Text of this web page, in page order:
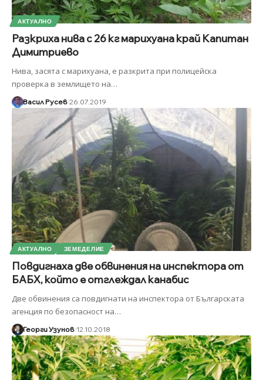
АКТУАЛНО
Разкриха нива с 26 кг марихуана край Капитан
Димитриево
Нива, засята с марихуана, е разкрита при полицейска
проверка в землището на…
Васил Русев 26.07.2019
АКТУАЛНО ЗЕМЕДЕЛИЕ
Повдигнаха две обвинения на инспектора от
БАБХ, който е отглеждал канабис
Две обвинения са повдигнати на инспектора от Българската
агенция по безопасност на…
Георги Узунов 12.10.2018